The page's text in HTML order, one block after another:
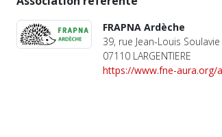
FRAPNA Ardèche
39, rue Jean-Louis Soulavie
07110 LARGENTIERE
https://www.fne-aura.org/